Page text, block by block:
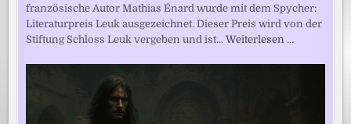
französische Autor Mathias Énard wurde mit dem Spycher:
Literaturpreis Leuk ausgezeichnet. Dieser Preis wird von der
Stiftung Schloss Leuk vergeben und ist…Weiterlesen …